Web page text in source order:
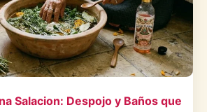
Salacion: Despojo y Baños que